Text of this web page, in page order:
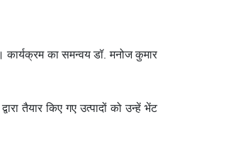
का समन्वय डॉ. मनोज कुमार
तैयार किए गए उत्पादों को उन्हें भेंट